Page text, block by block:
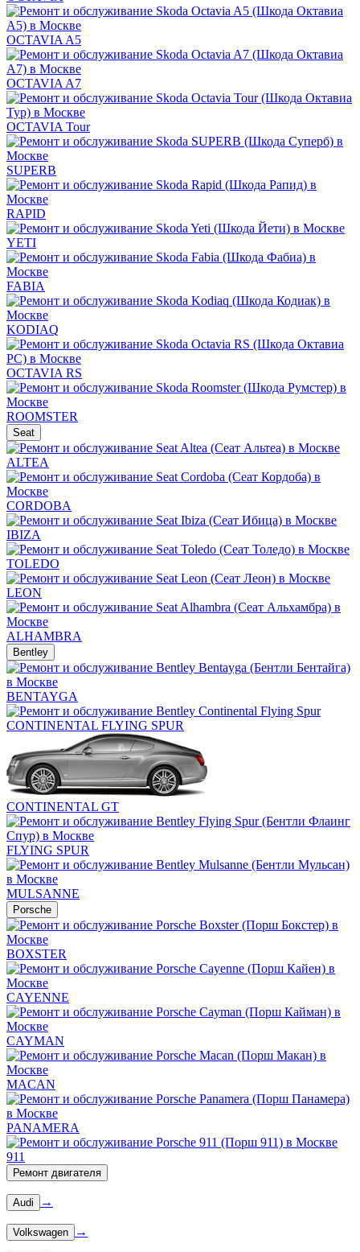
OCTAVIA A5
OCTAVIA A7
OCTAVIA Tour
SUPERB
RAPID
YETI
FABIA
KODIAQ
OCTAVIA RS
ROOMSTER
Seat
ALTEA
CORDOBA
IBIZA
TOLEDO
LEON
ALHAMBRA
Bentley
BENTAYGA
CONTINENTAL FLYING SPUR
CONTINENTAL GT
FLYING SPUR
MULSANNE
Porsche
BOXSTER
CAYENNE
CAYMAN
MACAN
PANAMERA
911
Ремонт двигателя
Audi →
Volkswagen →